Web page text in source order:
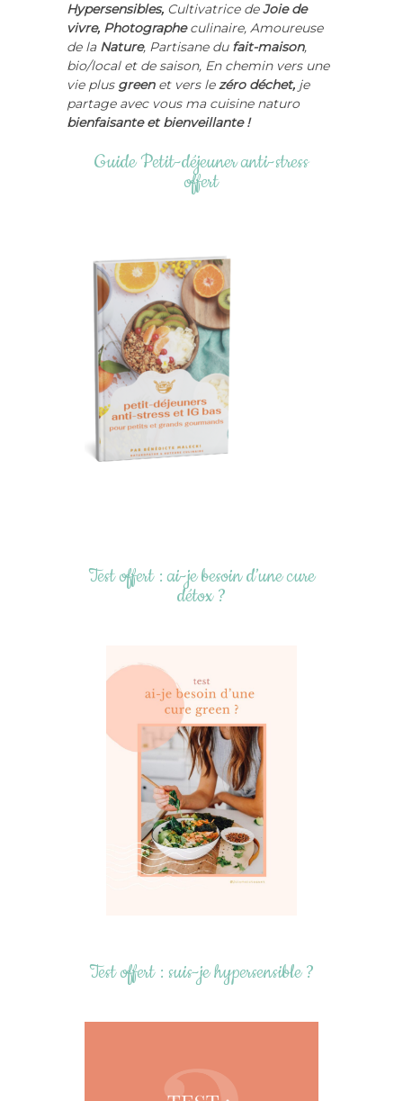
Hypersensibles, Cultivatrice deJoie de
vivre, Photographeculinaire, Amoureuse
de la Nature, Partisane du fait-maison,
bio/local et de saison, En chemin vers une
vie plus green et vers lezéro déchet, je
partage avec vous ma cuisine naturo
bienfaisante et bienveillante !
Guide Petit-déjeuner anti-stress
offert
Test offert : ai-je besoin d’une cure
détox ?
Test offert : suis-je hypersensible ?